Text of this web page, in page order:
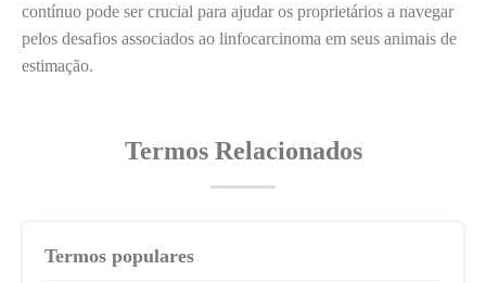
contínuo pode ser crucial para ajudar os proprietários a navegar
pelos desafios associados ao linfocarcinoma em seus animais de
estimação.
Termos Relacionados
Termos populares